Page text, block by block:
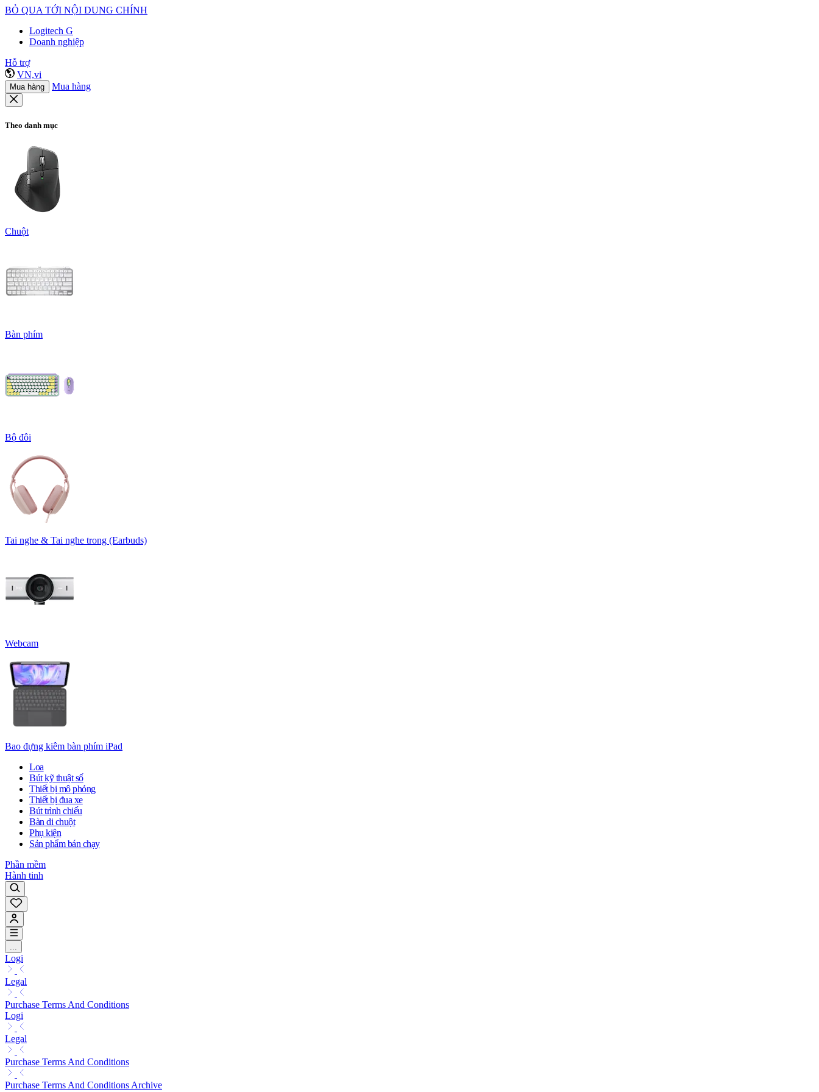
BỎ QUA TỚI NỘI DUNG CHÍNH
Logitech G
Doanh nghiệp
Hỗ trợ
VN,vi
Mua hàng Mua hàng
Theo danh mục
Chuột
Bàn phím
Bộ đôi
Tai nghe & Tai nghe trong (Earbuds)
Webcam
Bao đựng kiêm bàn phím iPad
Loa
Bút kỹ thuật số
Thiết bị mô phỏng
Thiết bị đua xe
Bút trình chiếu
Bàn di chuột
Phụ kiện
Sản phẩm bán chạy
Phần mềm
Hành tinh
Logi
Legal
Purchase Terms And Conditions
Logi
Legal
Purchase Terms And Conditions
Purchase Terms And Conditions Archive